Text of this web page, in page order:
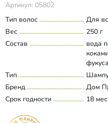
Артикул: 05802
Тип волос
Для
Вес
250 г
Состав
вода
цинка,
Тип
Бренд
Дом
Срок годности
18 мес